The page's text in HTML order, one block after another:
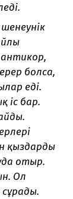
болса,
еді.
іс бар.
қыздардың
отыр.
Ол
сұрады.